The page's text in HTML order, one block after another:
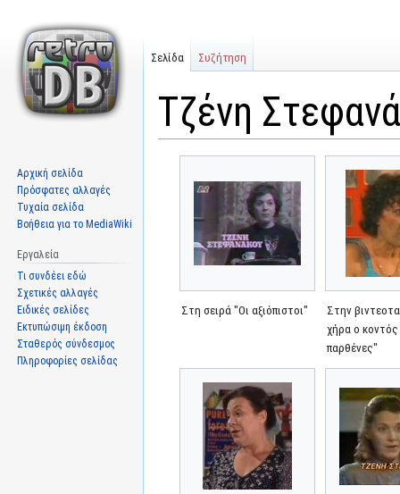
Τζένη
Στη σειρά "Οι αξιόπιστοι"
Στην
χήρα ο κοντός
παρθένες"
Σελίδα Συζήτηση
Αρχική σελίδα
Πρόσφατες αλλαγές
Τυχαία σελίδα
Βοήθεια για το MediaWiki
Εργαλεία
Τι συνδέει εδώ
Σχετικές αλλαγές
Ειδικές σελίδες
Εκτυπώσιμη έκδοση
Σταθερός σύνδεσμος
Πληροφορίες σελίδας